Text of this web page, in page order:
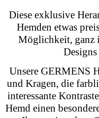
auffällige
gelbes Hemd
Anzug kombinieren,
stilvollen
Hochwertige